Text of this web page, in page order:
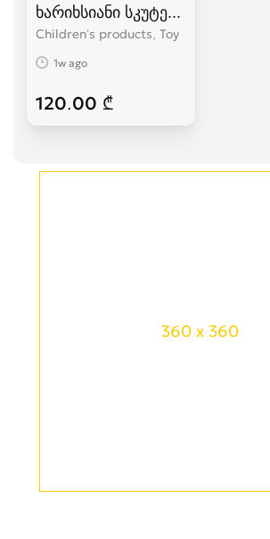
ხარიხსიანი სკუტერი Ferrari
Children’s products, Toy
1w ago
120.00 ₾
360 x 360